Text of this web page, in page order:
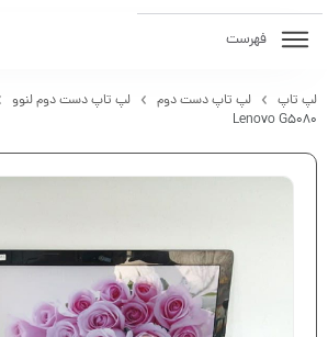
فهرست
لپ تاپ لپ تاپ دست دوم لپ تاپ دست دوم لنوو
Lenovo G5080